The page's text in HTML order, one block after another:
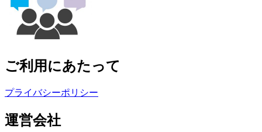
ご利用にあたって
プライバシーポリシー
運営会社